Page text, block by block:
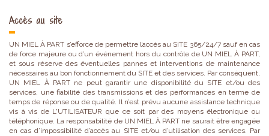
Accès au site
UN MIEL À PART s’efforce de permettre l’accès au SITE 365/24/7 sauf en cas
de force majeure ou d’un événement hors du contrôle de UN MIEL À PART,
et sous réserve des éventuelles pannes et interventions de maintenance
nécessaires au bon fonctionnement du SITE et des services. Par conséquent,
UN MIEL À PART ne peut garantir une disponibilité du SITE et/ou des
services, une fiabilité des transmissions et des performances en terme de
temps de réponse ou de qualité. Il n’est prévu aucune assistance technique
vis à vis de L'UTILISATEUR que ce soit par des moyens électronique ou
téléphonique. La responsabilité de UN MIEL À PART ne saurait être engagée
en cas d’impossibilité d’accès au SITE et/ou d’utilisation des services. Par